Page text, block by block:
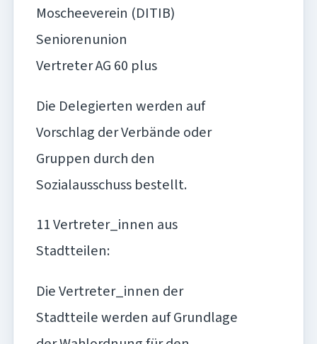
Moscheeverein (DITIB)
Seniorenunion
Vertreter AG 60 plus
Die Delegierten werden auf
Vorschlag der Verbände oder
Gruppen durch den
Sozialausschuss bestellt.
11 Vertreter_innen aus
Stadtteilen:
Die Vertreter_innen der
Stadtteile werden auf Grundlage